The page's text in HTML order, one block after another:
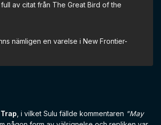
av citat från The Great Bird of the
nämligen en varelse i New Frontier-
, i vilket Sulu fällde kommentaren "May